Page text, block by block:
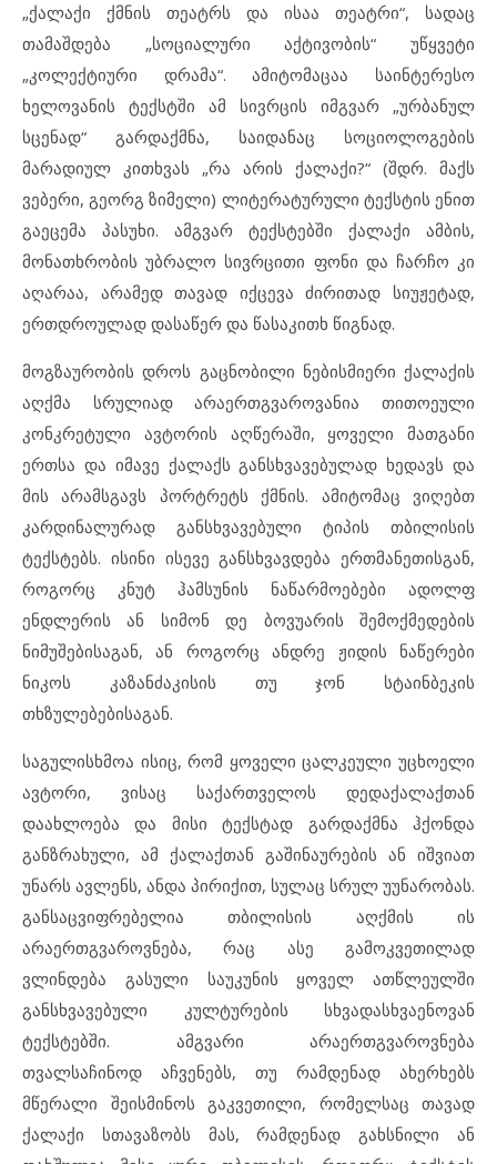
„ქალაქი ქმნის თეატრს და ისაა თეატრი“, სადაც
თამაშდება „სოციალური აქტივობის“ უწყვეტი
„კოლექტიური დრამა“. ამიტომაცაა საინტერესო
ხელოვანის ტექსტში ამ სივრცის იმგვარ „ურბანულ
სცენად“ გარდაქმნა, საიდანაც სოციოლოგების
მარადიულ კითხვას „რა არის ქალაქი?“ (შდრ. მაქს
ვებერი, გეორგ ზიმელი) ლიტერატურული ტექსტის ენით
გაეცემა პასუხი. ამგვარ ტექსტებში ქალაქი ამბის,
მონათხრობის უბრალო სივრცითი ფონი და ჩარჩო კი
აღარაა, არამედ თავად იქცევა ძირითად სიუჟეტად,
ერთდროულად დასაწერ და წასაკითხ წიგნად.
მოგზაურობის დროს გაცნობილი ნებისმიერი ქალაქის
აღქმა სრულიად არაერთგვაროვანია თითოეული
კონკრეტული ავტორის აღწერაში, ყოველი მათგანი
ერთსა და იმავე ქალაქს განსხვავებულად ხედავს და
მის არამსგავს პორტრეტს ქმნის. ამიტომაც ვიღებთ
კარდინალურად განსხვავებული ტიპის თბილისის
ტექსტებს. ისინი ისევე განსხვავდება ერთმანეთისგან,
როგორც კნუტ ჰამსუნის ნაწარმოებები ადოლფ
ენდლერის ან სიმონ დე ბოვუარის შემოქმედების
ნიმუშებისაგან, ან როგორც ანდრე ჟიდის ნაწერები
ნიკოს კაზანძაკისის თუ ჯონ სტაინბეკის
თხზულებებისაგან.
საგულისხმოა ისიც, რომ ყოველი ცალკეული უცხოელი
ავტორი, ვისაც საქართველოს დედაქალაქთან
დაახლოება და მისი ტექსტად გარდაქმნა ჰქონდა
განზრახული, ამ ქალაქთან გაშინაურების ან იშვიათ
უნარს ავლენს, ანდა პირიქით, სულაც სრულ უუნარობას.
განსაცვიფრებელია თბილისის აღქმის ის
არაერთგვაროვნება, რაც ასე გამოკვეთილად
ვლინდება გასული საუკუნის ყოველ ათწლეულში
განსხვავებული კულტურების სხვადასხვაენოვან
ტექსტებში. ამგვარი არაერთგვაროვნება
თვალსაჩინოდ აჩვენებს, თუ რამდენად ახერხებს
მწერალი შეისმინოს გაკვეთილი, რომელსაც თავად
ქალაქი სთავაზობს მას, რამდენად გახსნილი ან